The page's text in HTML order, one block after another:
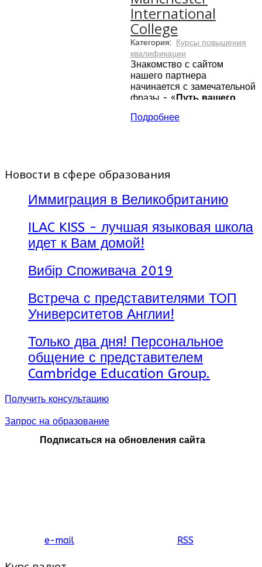
International
College
Категория: Курсы повышения
квалификации
Знакомство с сайтом
нашего партнера
начинается с замечательной
фразы - «Путь вашего
именно здесь...
предоставляют ценность
Успеха добивается тот, кто
идет впереди как минимум
Подробнее
Новости в сфере образования
Иммиграция в Великобританию
ILAC KISS - лучшая языковая школа
идет к Вам домой!
Вибір Споживача 2019
Встреча с представителями ТОП
Университетов Англии!
Только два дня! Персональное
общение с представителем
Cambridge Education Group.
Получить консультацию
Запрос на образование
Подписаться на обновления сайта
e-mail RSS